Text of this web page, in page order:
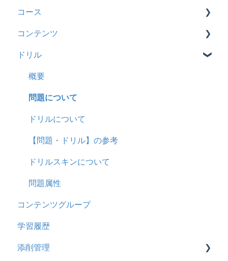
料金
管理ユーザー・受講ユーザー
履歴
コンテンツ
CSV
ドキュメント
ビデオ
ドリル
メール
メッセージ
お知らせ
多言語変換
2025年9月アップデート
2025年3月アップデート
2024年12月アップデート
2024年8月アップデート
2024年5月アップデート
2023年12月アップデート
2023年11月アップデート
2023年8月アップデート
2023年4月アップデート
ロールと権限
【新レイアウト】受講ユーザー登録について
【旧レイアウト】ユーザー編集について
【新レイアウト】ユーザーグループ設定
【旧レイアウト】ユーザーグループ設定
コース
基本操作
新レイアウト
旧レイアウト
コース詳細設定の参考
ストレスチェック
CSVについて
コンテンツ
ビデオ
ドキュメント
多言語表示
リンク
ドリル
概要
問題について
ドリルについて
【問題・ドリル】の参考
ドリルスキンについて
問題属性
コンテンツグループ
学習履歴
添削管理